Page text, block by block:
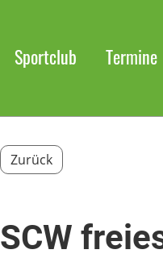
Sportclub Termine
Zurück
SCW